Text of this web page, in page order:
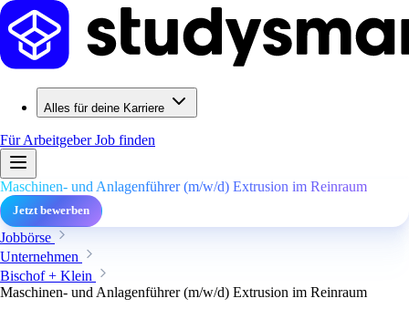
Alles für deine Karriere
Für ArbeitgeberJob finden
Maschinen- und Anlagenführer (m/w/d) Extrusion im Reinraum
Jetzt bewerben
Jobbörse
Unternehmen
Bischof + Klein
Maschinen- und Anlagenführer (m/w/d) Extrusion im Reinraum